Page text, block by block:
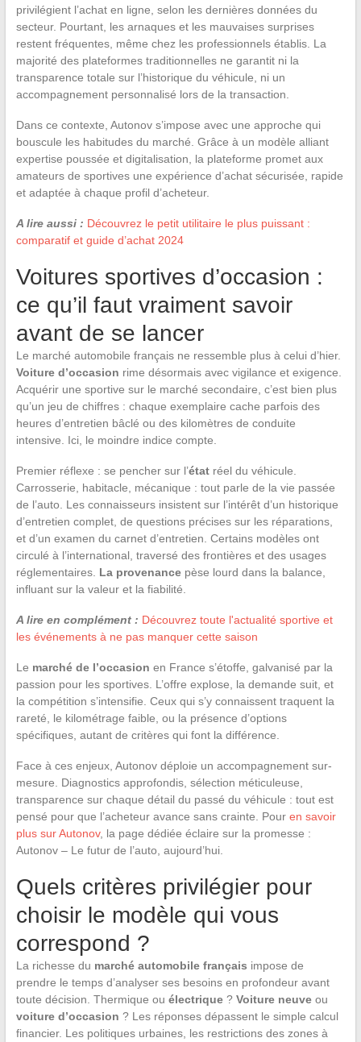
privilégient l’achat en ligne, selon les dernières données du
secteur. Pourtant, les arnaques et les mauvaises surprises
restent fréquentes, même chez les professionnels établis. La
majorité des plateformes traditionnelles ne garantit ni la
transparence totale sur l’historique du véhicule, ni un
accompagnement personnalisé lors de la transaction.
Dans ce contexte, Autonov s’impose avec une approche qui
bouscule les habitudes du marché. Grâce à un modèle alliant
expertise poussée et digitalisation, la plateforme promet aux
amateurs de sportives une expérience d’achat sécurisée, rapide
et adaptée à chaque profil d’acheteur.
A lire aussi : Découvrez le petit utilitaire le plus puissant :
comparatif et guide d’achat 2024
Voitures sportives d’occasion :
ce qu’il faut vraiment savoir
avant de se lancer
Le marché automobile français ne ressemble plus à celui d’hier.
Voiture d’occasion rime désormais avec vigilance et exigence.
Acquérir une sportive sur le marché secondaire, c’est bien plus
qu’un jeu de chiffres : chaque exemplaire cache parfois des
heures d’entretien bâclé ou des kilomètres de conduite
intensive. Ici, le moindre indice compte.
Premier réflexe : se pencher sur l’étatréel du véhicule.
Carrosserie, habitacle, mécanique : tout parle de la vie passée
de l’auto. Les connaisseurs insistent sur l’intérêt d’un historique
d’entretien complet, de questions précises sur les réparations,
et d’un examen du carnet d’entretien. Certains modèles ont
circulé à l’international, traversé des frontières et des usages
réglementaires. La provenancepèse lourd dans la balance,
influant sur la valeur et la fiabilité.
A lire en complément : Découvrez toute l'actualité sportive et
les événements à ne pas manquer cette saison
Le marché de l’occasion en France s’étoffe, galvanisé par la
passion pour les sportives. L’offre explose, la demande suit, et
la compétition s’intensifie. Ceux qui s’y connaissent traquent la
rareté, le kilométrage faible, ou la présence d’options
spécifiques, autant de critères qui font la différence.
Face à ces enjeux, Autonov déploie un accompagnement sur-
mesure. Diagnostics approfondis, sélection méticuleuse,
transparence sur chaque détail du passé du véhicule : tout est
pensé pour que l’acheteur avance sans crainte. Pour en savoir
plus sur Autonov, la page dédiée éclaire sur la promesse :
Autonov – Le futur de l’auto, aujourd’hui.
Quels critères privilégier pour
choisir le modèle qui vous
correspond ?
La richesse du marché automobile français impose de
prendre le temps d’analyser ses besoins en profondeur avant
toute décision. Thermique ou électrique? Voiture neuveou
voiture d’occasion ? Les réponses dépassent le simple calcul
financier. Les politiques urbaines, les restrictions des zones à